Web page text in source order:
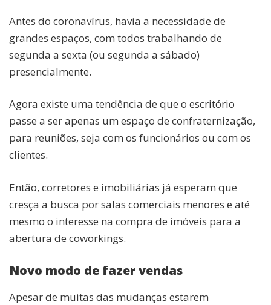
Antes do coronavírus, havia a necessidade de
grandes espaços, com todos trabalhando de
segunda a sexta (ou segunda a sábado)
presencialmente.
Agora existe uma tendência de que o escritório
passe a ser apenas um espaço de confraternização,
para reuniões, seja com os funcionários ou com os
clientes.
Então, corretores e imobiliárias já esperam que
cresça a busca por salas comerciais menores e até
mesmo o interesse na compra de imóveis para a
abertura de coworkings.
Novo modo de fazer vendas
Apesar de muitas das mudanças estarem